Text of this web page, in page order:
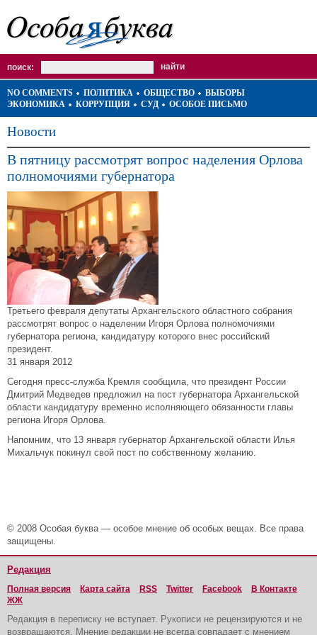
поиск:
NO COMMENTS ПОЛИТИКА ОБЩЕСТВО
ВЫБОРЫ
ЭКОНОМИКА
КОРРУПЦИЯ СУД ОСОБОЕ ПИСЬМО
Новости
В пятницу рассмотрят вопрос наделения Орлова
полномочиями губернатора
Третьего февраля депутаты Архангельского областного собрания
рассмотрят вопрос о наделении Игоря Орлова полномочиями
губернатора региона, кандидатуру которого внес российский
президент.
31 января 2012
Сегодня пресс-служба Кремля сообщила, что президент России
Дмитрий Медведев предложил на пост губернатора Архангельской
области кандидатуру временно исполняющего обязанности главы
региона Игоря Орлова.
Напомним, что 13 января губернатор Архангельской области Илья
Михальчук покинул свой пост по собственному желанию.
© 2008 Особая буква — особое мнение об особых вещах. Все права
защищены.
Редакция
Полная версия Карта сайта RSS Twitter Facebook
В Контакте
ЖЖ
Редакция в переписку не вступает. Рукописи не рецензируются и не
возвращаются. Мнение редакции не всегда совпадает с мнением